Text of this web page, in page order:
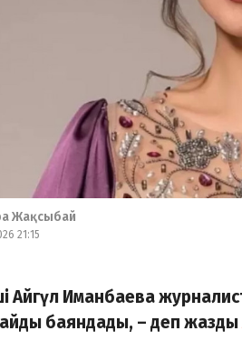
Жақсыбай
21:15
Айгүл Иманбаева
баяндады, – деп жазды